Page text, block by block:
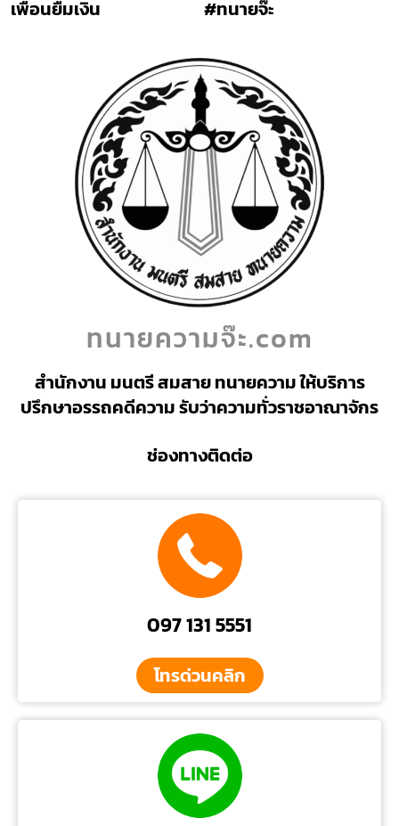
เพื่อนยืมเงิน #ทนายจ๊ะ
ทนายความจ๊ะ.com
สำนักงาน มนตรี สมสาย ทนายความ ให้บริการ
ปรึกษาอรรถคดีความ รับว่าความทั่วราชอาณาจักร
ช่องทางติดต่อ
097 131 5551
โทรด่วนคลิก